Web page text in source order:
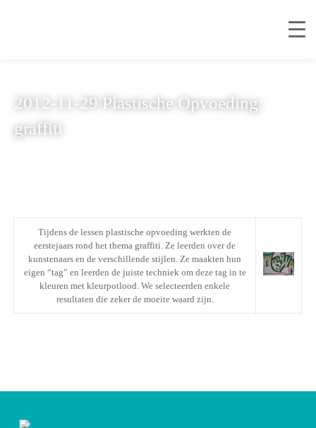
2012-11-29 Plastische Opvoeding:
graffiti
Tijdens de lessen plastische opvoeding werkten de
eerstejaars rond het thema graffiti. Ze leerden over de
kunstenaars en de verschillende stijlen. Ze maakten hun
eigen “tag” en leerden de juiste techniek om deze tag in te
kleuren met kleurpotlood. We selecteerden enkele
resultaten die zeker de moeite waard zijn.